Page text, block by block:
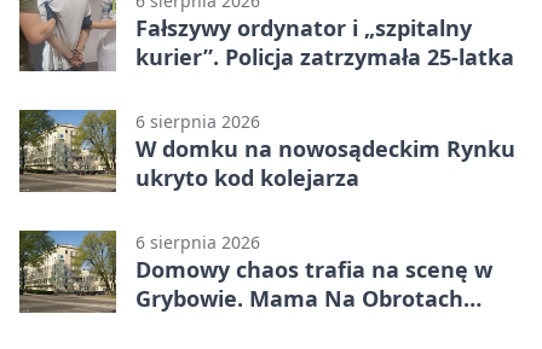
Fałszywy ordynator i „szpitalny
kurier”. Policja zatrzymała 25-latka
6 sierpnia 2026
W domku na nowosądeckim Rynku
ukryto kod kolejarza
6 sierpnia 2026
Domowy chaos trafia na scenę w
Grybowie. Mama Na Obrotach